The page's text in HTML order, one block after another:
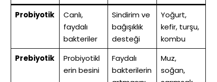
Probiyotik
Canlı,
faydalı
bakteriler
Sindirim ve
bağışıklık
desteği
Yoğurt,
kefir, turşu,
kombu
Prebiyotik
Probiyotikl
erin besini
Faydalı
bakterilerin
Muz,
soğan,